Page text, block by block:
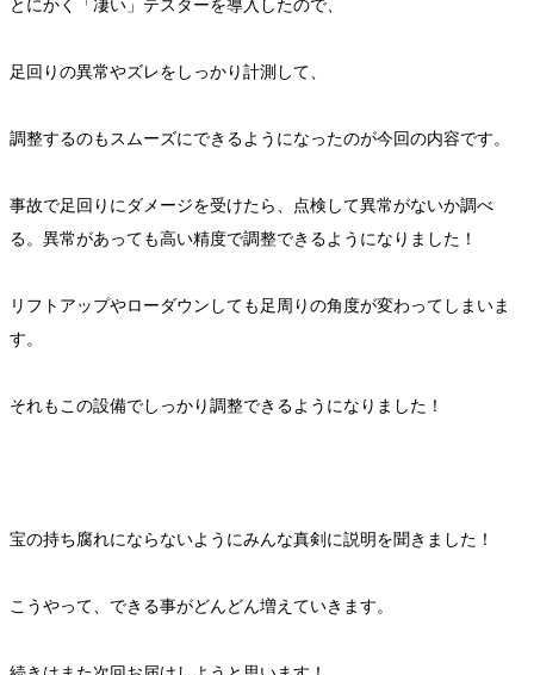
とにかく「凄い」テスターを導入したので、
足回りの異常やズレをしっかり計測して、
調整するのもスムーズにできるようになったのが今回の内容です。
事故で足回りにダメージを受けたら、点検して異常がないか調べ
る。異常があっても高い精度で調整できるようになりました！
リフトアップやローダウンしても足周りの角度が変わってしまいま
す。
それもこの設備でしっかり調整できるようになりました！
宝の持ち腐れにならないようにみんな真剣に説明を聞きました！
こうやって、できる事がどんどん増えていきます。